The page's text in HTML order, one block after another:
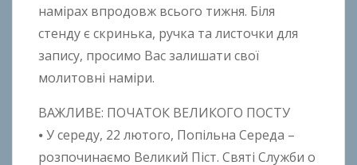
o
намірах впродовж всього тижня. Біля
стенду є скринька, ручка та листочки для
запису, просимо Вас залишати свої
молитовні наміри.
ВАЖЛИВЕ: ПОЧАТОК ВЕЛИКОГО ПОСТУ
⦁ У середу, 22 лютого, Попільна Середа –
розпочинаємо Великий Піст. Святі Служби о